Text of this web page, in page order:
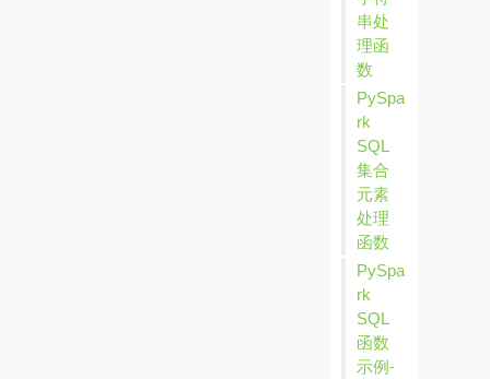
串处
理函
数
PySpa
rk
SQL
集合
元素
处理
函数
PySpa
rk
SQL
函数
示例-